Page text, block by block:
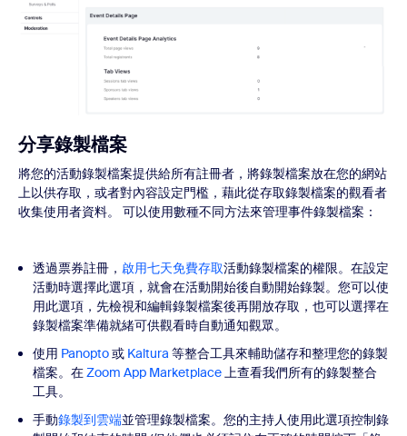
分享錄製檔案
將您的活動錄製檔案提供給所有註冊者，將錄製檔案放在您的網站
上以供存取，或者對內容設定門檻，藉此從存取錄製檔案的觀看者
收集使用者資料。 可以使用數種不同方法來管理事件錄製檔案：
透過票券註冊， 啟用七天免費存取活動錄製檔案的權限。在設定
活動時選擇此選項，就會在活動開始後自動開始錄製。您可以使
用此選項，先檢視和編輯錄製檔案後再開放存取，也可以選擇在
錄製檔案準備就緒可供觀看時自動通知觀眾。
使用 Panopto或 Kaltura 等整合工具來輔助儲存和整理您的錄製
檔案。在Zoom App Marketplace上查看我們所有的錄製整合
工具。
手動錄製到雲端並管理錄製檔案。您的主持人使用此選項控制錄